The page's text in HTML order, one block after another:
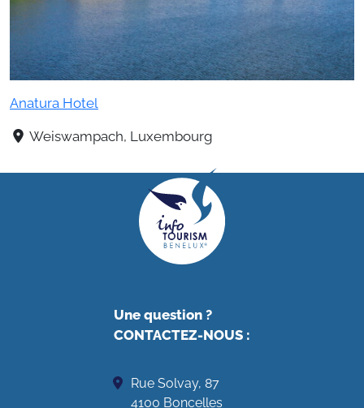
Anatura Hotel
Weiswampach, Luxembourg
Une question ?
CONTACTEZ-NOUS :
Rue Solvay, 87
4100 Boncelles